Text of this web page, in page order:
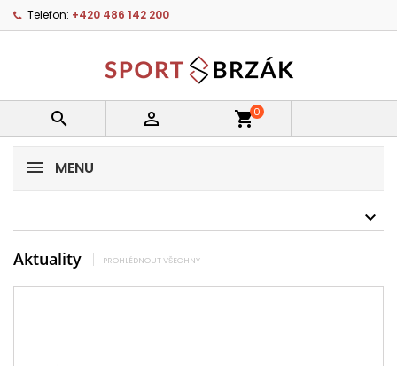
Telefon: +420 486 142 200
  shopping_cart0
MENU
Aktuality PROHLÉDNOUT VŠECHNY